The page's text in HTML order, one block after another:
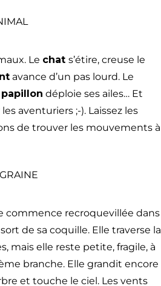
Le chat s’étire, creuse le
avance d’un pas lourd. Le
papillon déploie ses ailes… Et
aventuriers ;-). Laissez les
de trouver les mouvements à
commence recroquevillée dans
de sa coquille. Elle traverse la
mais elle reste petite, fragile, à
branche. Elle grandit encore
et touche le ciel. Les vents